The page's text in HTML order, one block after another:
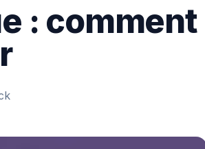
: comment